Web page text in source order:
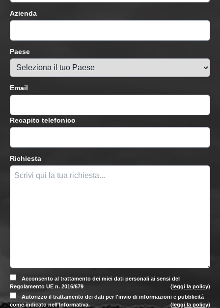
Azienda
Paese
Email
Recapito telefonico
Richiesta
Acconsento al trattamento dei miei dati personali ai sensi del
Regolamento UE n. 2016/679
(leggi la policy)
Autorizzo il trattamento dei dati per l'invio di informazioni e pubblicità
come indicato nell'Informativa.
(leggi la policy)